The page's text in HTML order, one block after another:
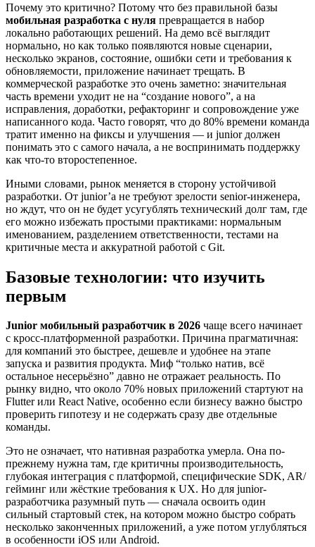
Почему это критично? Потому что без правильной базы
мобильная разработка с нуля превращается в набор
локально работающих решений. На демо всё выглядит
нормально, но как только появляются новые сценарии,
несколько экранов, состояние, ошибки сети и требования к
обновляемости, приложение начинает трещать. В
коммерческой разработке это очень заметно: значительная
часть времени уходит не на “создание нового”, а на
исправления, доработки, рефакторинг и сопровождение уже
написанного кода. Часто говорят, что до 80% времени команда
тратит именно на фиксы и улучшения — и junior должен
понимать это с самого начала, а не воспринимать поддержку
как что-то второстепенное.
Иными словами, рынок меняется в сторону устойчивой
разработки. От junior’а не требуют зрелости senior-инженера,
но ждут, что он не будет усугублять технический долг там, где
его можно избежать простыми практиками: нормальным
именованием, разделением ответственности, тестами на
критичные места и аккуратной работой с Git.
Базовые технологии: что изучить
первым
Junior мобильный разработчик в 2026 чаще всего начинает
с кросс-платформенной разработки. Причина прагматичная:
для компаний это быстрее, дешевле и удобнее на этапе
запуска и развития продукта. Миф “только натив, всё
остальное несерьёзно” давно не отражает реальность. По
рынку видно, что около 70% новых приложений стартуют на
Flutter или React Native, особенно если бизнесу важно быстро
проверить гипотезу и не содержать сразу две отдельные
команды.
Это не означает, что нативная разработка умерла. Она по-
прежнему нужна там, где критичны производительность,
глубокая интеграция с платформой, специфические SDK, AR/
гейминг или жёсткие требования к UX. Но для junior-
разработчика разумный путь — сначала освоить один
сильный стартовый стек, на котором можно быстро собрать
несколько законченных приложений, а уже потом углубляться
в особенности iOS или Android.